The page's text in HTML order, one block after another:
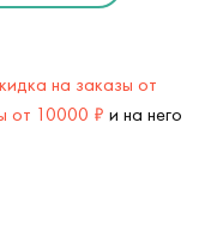
на заказы от
от 10000 ₽ и на него